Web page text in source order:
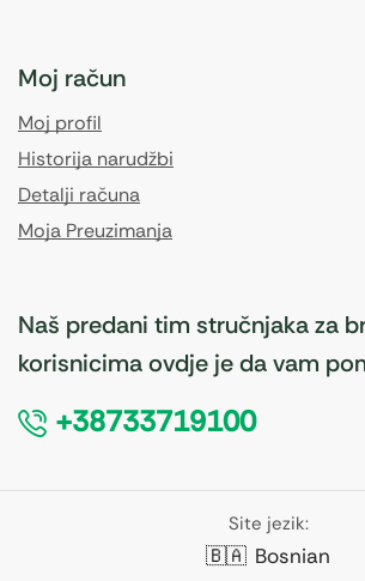
Moj račun
Moj profil
Historija narudžbi
Detalji računa
Moja Preuzimanja
Naš predani tim stručnjaka za
korisnicima ovdje je da vam
+38733719100
Site jezik:
🇧🇦 Bosnian